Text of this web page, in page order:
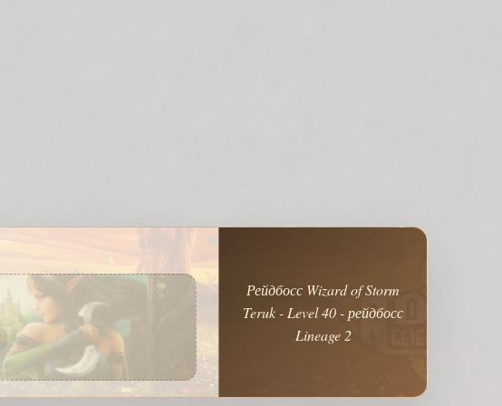
Рейдбосс Wizard of Storm
Teruk - Level 40 - рейдбосс
Lineage 2